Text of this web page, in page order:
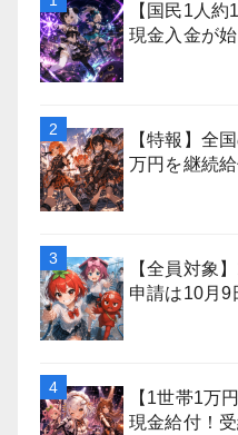
【国民1人
現金入金が始
【特報】全
万円を継続給
【全員対象
申請は10月9
【1世帯1万
現金給付！